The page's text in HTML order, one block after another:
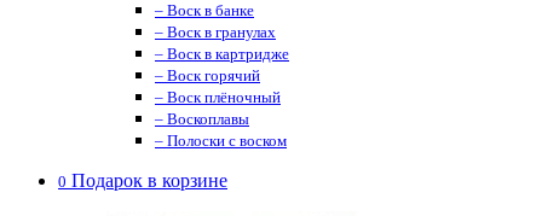
– Воск в банке
– Воск в гранулах
– Воск в картридже
– Воск горячий
– Воск плёночный
– Воскоплавы
– Полоски с воском
0 Подарок в корзине